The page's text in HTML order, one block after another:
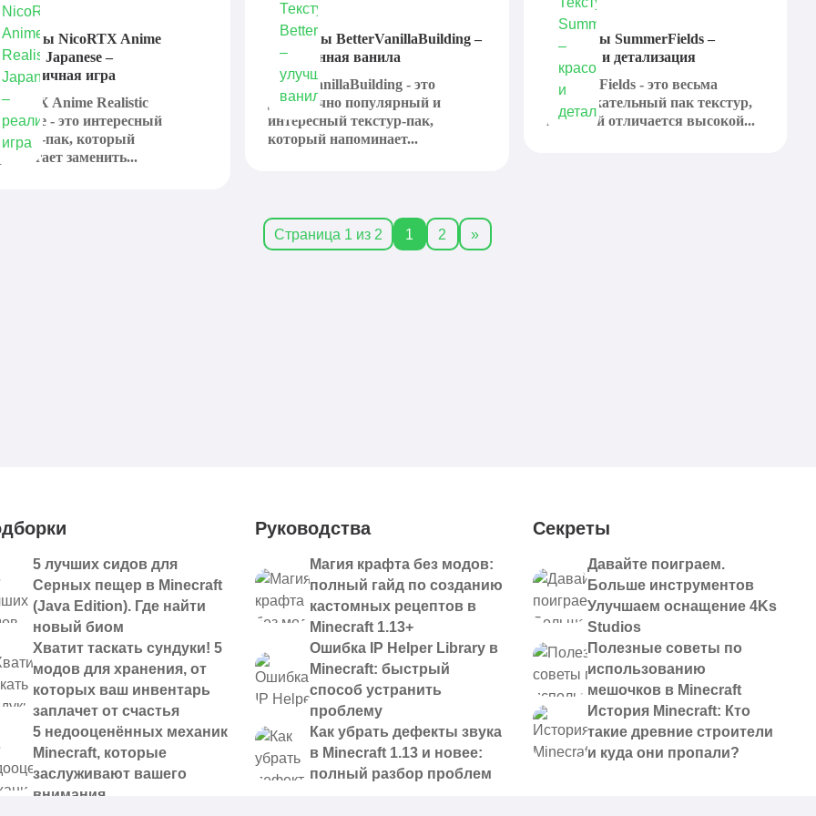
NicoRTX Anime
Japanese –
игра
Anime Realistic
- это интересный
пак, который
заменить...
Текстуры BetterVanillaBuilding –
улучшенная ванила
BetterVanillaBuilding - это
достаточно популярный и
интересный текстур-пак,
который напоминает...
Текстуры SummerFields –
красота и детализация
SummerFields - это весьма
привлекательный пак текстур,
который отличается высокой...
Страница 1 из 2 1 2 »
5 лучших сидов для
Серных пещер в Minecraft
(Java Edition). Где найти
новый биом
Хватит таскать сундуки! 5
модов для хранения, от
которых ваш инвентарь
заплачет от счастья
5 недооценённых механик
Minecraft, которые
заслуживают вашего
внимания
Руководства
Магия крафта без модов:
полный гайд по созданию
кастомных рецептов в
Minecraft 1.13+
Ошибка IP Helper Library в
Minecraft: быстрый
способ устранить
проблему
Как убрать дефекты звука
в Minecraft 1.13 и новее:
полный разбор проблем
Секреты
Давайте поиграем.
Больше инструментов
Улучшаем оснащение 4Ks
Studios
Полезные советы по
использованию
мешочков в Minecraft
История Minecraft: Кто
такие древние строители
и куда они пропали?